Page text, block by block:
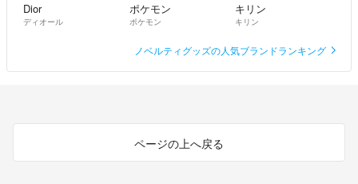
Dior
ディオール
ポケモン
ポケモン
キリン
キリン
ノベルティグッズの人気ブランドランキング
ページの上へ戻る